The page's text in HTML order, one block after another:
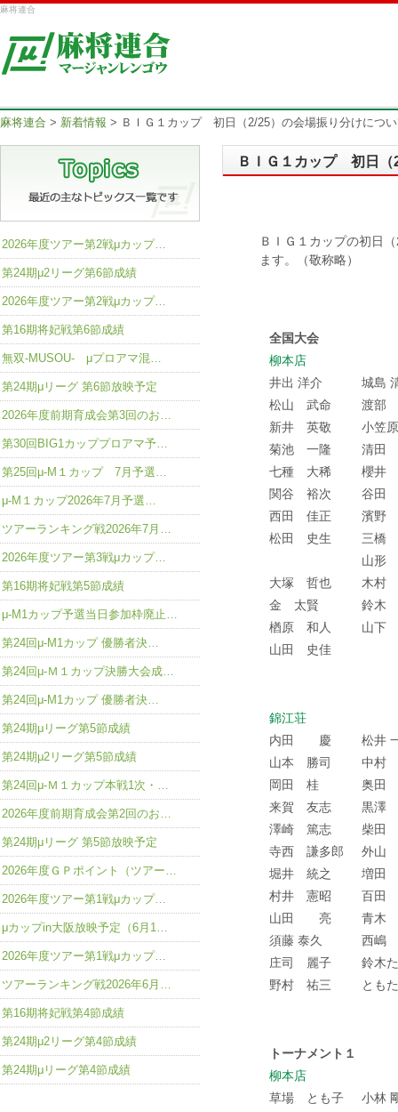
麻将連合
麻将連合 > 新着情報 > ＢＩＧ１カップ 初日（2/25）の会場振り分けにつ
ＢＩＧ１カップ 初日（
ＢＩＧ１カップの初日
ます。（敬称略）
全国大会
柳本店
井出 洋介
城島
松山 武命
渡部
新井 英敬
小笠
菊池 一隆
清
七種 大稀
櫻井
関谷 裕次
谷田
西田 佳正
濱野
松田 史生
三橋
山形
大塚 哲也
木村
金 太賢
鈴木
楢原 和人
山下
山田 史佳
錦江荘
内田 慶
松井
山本 勝司
中村
岡田 桂
奥田
来賀 友志
黒澤
澤崎 篤志
柴田
寺西 謙多郎
外山
堀井 統之
増田
村井 憲昭
百田
山田 亮
青木
須藤 泰久
西嶋
庄司 麗子
鈴木
野村 祐三
とも
トーナメント１
柳本店
草場 とも子
小林
2026年度ツアー第2戦μカップ…
第24期μ2リーグ第6節成績
2026年度ツアー第2戦μカップ…
第16期将妃戦第6節成績
無双-MUSOU- μプロアマ混…
第24期μリーグ 第6節放映予定
2026年度前期育成会第3回のお…
第30回BIG1カッププロアマ予…
第25回μ-M１カップ 7月予選…
μ-M１カップ2026年7月予選…
ツアーランキング戦2026年7月…
2026年度ツアー第3戦μカップ…
第16期将妃戦第5節成績
μ-M1カップ予選当日参加枠廃止…
第24回μ-M1カップ 優勝者決…
第24回μ-Ｍ１カップ決勝大会成…
第24回μ-M1カップ 優勝者決…
第24期μリーグ第5節成績
第24期μ2リーグ第5節成績
第24回μ-Ｍ１カップ本戦1次・…
2026年度前期育成会第2回のお…
第24期μリーグ 第5節放映予定
2026年度ＧＰポイント（ツアー…
2026年度ツアー第1戦μカップ…
μカップin大阪放映予定（6月1…
2026年度ツアー第1戦μカップ…
ツアーランキング戦2026年6月…
第16期将妃戦第4節成績
第24期μ2リーグ第4節成績
第24期μリーグ第4節成績